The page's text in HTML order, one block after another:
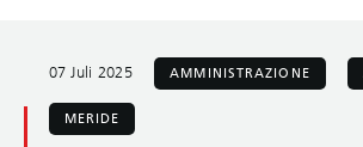
07 Juli 2025 AMMINISTRAZIONE
MERIDE